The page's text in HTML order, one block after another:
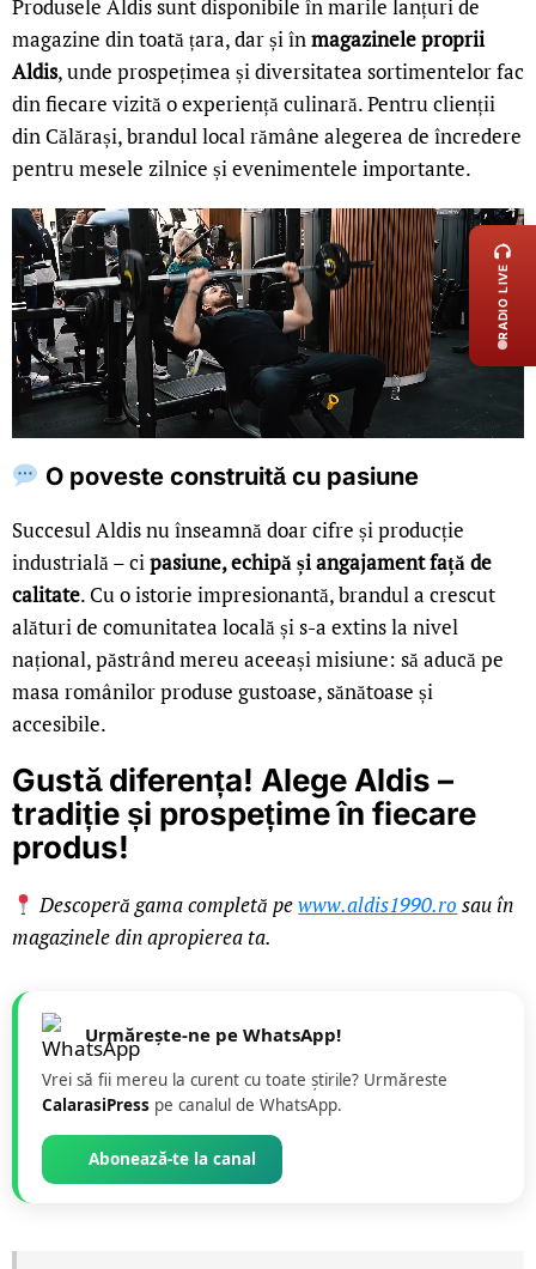
Produsele Aldis sunt disponibile în marile lanțuri de
magazine din toată țara, dar și înmagazinele proprii
Aldis, unde prospețimea și diversitatea sortimentelor fac
din fiecare vizită o experiență culinară. Pentru clienții
din Călărași, brandul local rămâne alegerea de încredere
pentru mesele zilnice și evenimentele importante.
O poveste construită cu pasiune
Succesul Aldis nu înseamnă doar cifre și producție
industrială – cipasiune, echipă și angajament față de
calitate. Cu o istorie impresionantă, brandul a crescut
alături de comunitatea locală și s-a extins la nivel
național, păstrând mereu aceeași misiune: să aducă pe
masa românilor produse gustoase, sănătoase și
accesibile.
Gustă diferența! Alege Aldis –
tradiție și prospețime în fiecare
produs!
Descoperă gama completă pewww.aldis1990.ro sau în
magazinele din apropierea ta.
Urmărește-ne pe WhatsApp!
Vrei să fii mereu la curent cu toate știrile? Urmăreste
CalarasiPress pe canalul de WhatsApp.
Abonează-te la canal
LIVE
RADIO LIVE